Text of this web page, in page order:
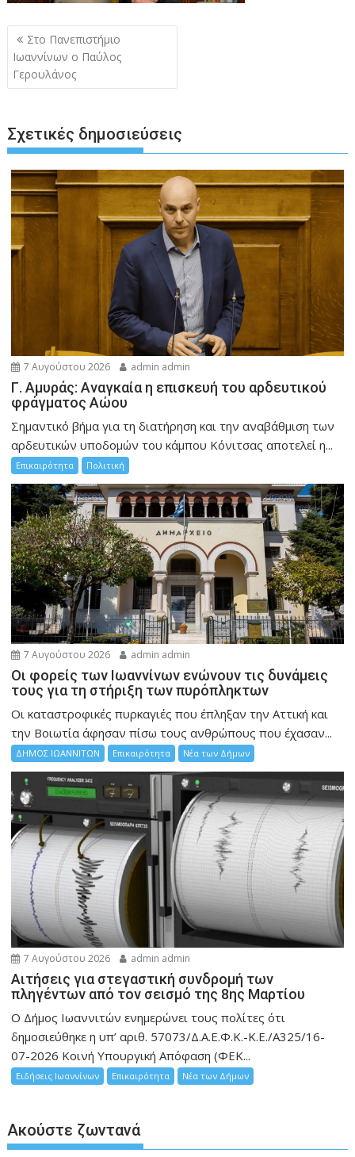
Πλοήγηση
άρθρων
Στο Πανεπιστήμιο
Ιωαννίνων ο Παύλος
Γερουλάνος
Σχετικές δημοσιεύσεις
7 Αυγούστου 2026 admin admin
Γ. Αμυράς: Αναγκαία η επισκευή του αρδευτικού
φράγματος Αώου
Σημαντικό βήμα για τη διατήρηση και την αναβάθμιση των
αρδευτικών υποδομών του κάμπου Κόνιτσας αποτελεί η...
Επικαιρότητα Πολιτική
7 Αυγούστου 2026 admin admin
Οι φορείς των Ιωαννίνων ενώνουν τις δυνάμεις
τους για τη στήριξη των πυρόπληκτων
Οι καταστροφικές πυρκαγιές που έπληξαν την Αττική και
την Bοιωτία άφησαν πίσω τους ανθρώπους που έχασαν...
ΔΗΜΟΣ ΙΩΑΝΝΙΤΩΝ Επικαιρότητα Νέα των Δήμων
7 Αυγούστου 2026 admin admin
Αιτήσεις για στεγαστική συνδρομή των
πληγέντων από τον σεισμό της 8ης Μαρτίου
Ο Δήμος Ιωαννιτών ενημερώνει τους πολίτες ότι
δημοσιεύθηκε η υπ’ αριθ. 57073/Δ.Α.Ε.Φ.Κ.-Κ.Ε./Α325/16-
07-2026 Κοινή Υπουργική Απόφαση (ΦΕΚ...
Ειδήσεις Ιωαννίνων Επικαιρότητα Νέα των Δήμων
Ακούστε ζωντανά